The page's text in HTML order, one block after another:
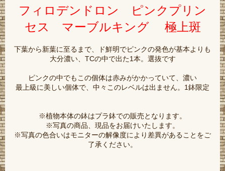
フィロデンドロン ピンクプリン
セス マーブルキング 極上斑
下葉から新葉に至るまで、ド鮮明でピンクの発色が基本よりも
大分濃い、TCの中で出た1本。選抜です
ピンクの中でもこの個体は赤みがかかっていて、濃い
最上級に美しい個体で、中々このレベルは出ません。1鉢限定
※植物本体の鉢はプラ鉢での販売となります。
※写真の商品、現品をお届けいたします。
※写真の色合いはモニターの解像度により差異があることをご
了承ください。